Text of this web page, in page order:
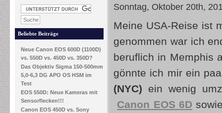
Beliebte Beiträge
Neue Canon EOS 600D (1100D)
vs. 550D vs. 450D vs. 350D?
Das Objektiv Sigma 150-500mm
5,0-6,3 DG APO OS HSM im
Test
EOS 550D: Neue Kameras mit
Sensorflecken!!!
Canon EOS 450D vs. Sony
Sonntag, Oktober 20th,
Meine USA-Reise ist
genommen war ich
beruflich in Memphis
gönnte ich mir ein
(NYC) ein wenig
Canon EOS 6D